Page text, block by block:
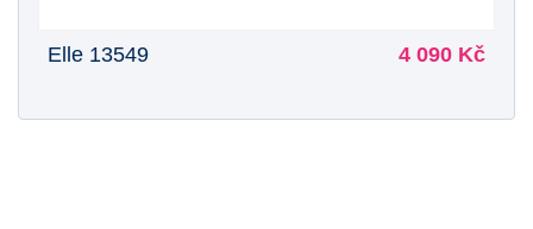
Elle 13549 4 090 Kč